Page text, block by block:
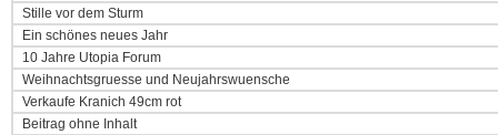
Stille vor dem Sturm
Ein schönes neues Jahr
10 Jahre Utopia Forum
Weihnachtsgruesse und Neujahrswuensche
Verkaufe Kranich 49cm rot
Beitrag ohne Inhalt